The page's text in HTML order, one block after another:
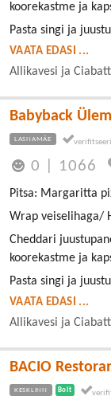
koorekastme ja
Pasta singi ja
VAATA EDASI ...
Allikavesi ja
Babyback
LASNAMÄE
0 1066
Pitsa: Margaritta
Wrap veiselihaga/
Cheddari
koorekastme ja
Pasta singi ja
VAATA EDASI ...
Allikavesi ja
BACIO
KESKLINN Bolt